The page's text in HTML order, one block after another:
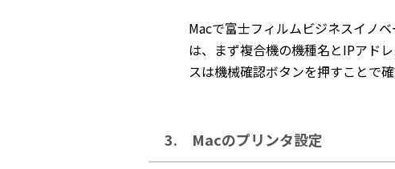
Macで富士フィルムビジネスイノ
は、まず複合機の機種名とIPアド
スは機械確認ボタンを押すことで確
3. Macのプリンタ設定